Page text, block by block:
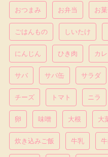
おつまみ お弁当 お
ごはんもの しいたけ
にんじん ひき肉 カ
サバ サバ缶 サラダ
チーズ トマト ニラ
卵 味噌 大根 大
炊き込みご飯 牛乳